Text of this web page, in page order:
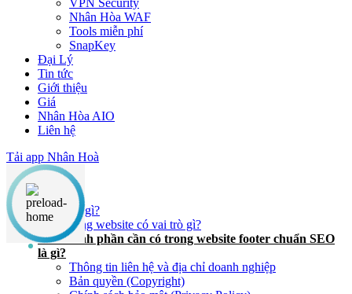
VPN Security
Nhân Hòa WAF
Tools miễn phí
SnapKey
Đại Lý
Tin tức
Giới thiệu
Giá
Nhân Hòa AIO
Liên hệ
Tải app Nhân Hoà
Nội dung chính
Footer là gì?
Chân trang website có vai trò gì?
Các thành phần cần có trong website footer chuẩn SEO
là gì?
Thông tin liên hệ và địa chỉ doanh nghiệp
Bản quyền (Copyright)